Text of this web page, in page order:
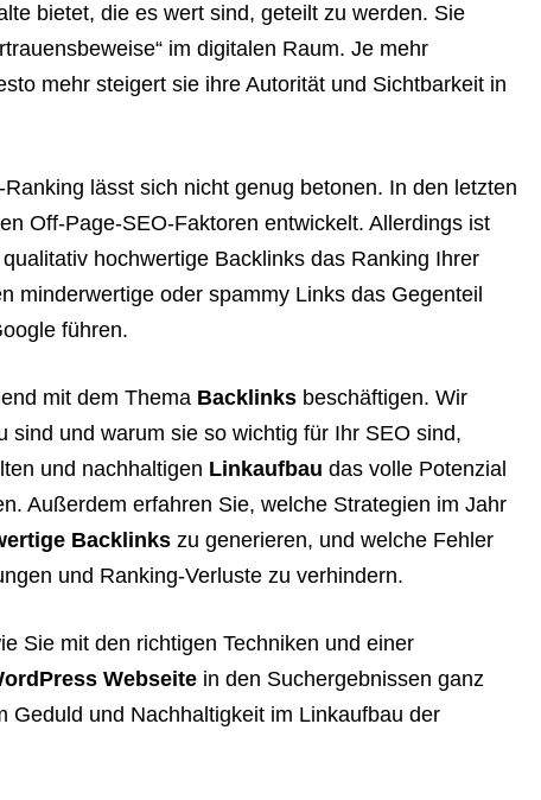
bietet, die es wert sind, geteilt zu werden. Sie
im digitalen Raum. Je mehr
mehr steigert sie ihre Autorität und Sichtbarkeit in
lässt sich nicht genug betonen. In den letzten
Off-Page-SEO-Faktoren entwickelt. Allerdings ist
hochwertige Backlinks das Ranking Ihrer
minderwertige oder spammy Links das Gegenteil
führen.
mit dem Thema Backlinks beschäftigen. Wir
und warum sie so wichtig für Ihr SEO sind,
und nachhaltigen Linkaufbau das volle Potenzial
Außerdem erfahren Sie, welche Strategien im Jahr
Backlinks zu generieren, und welche Fehler
und Ranking-Verluste zu verhindern.
Sie mit den richtigen Techniken und einer
Webseite in den Suchergebnissen ganz
Geduld und Nachhaltigkeit im Linkaufbau der